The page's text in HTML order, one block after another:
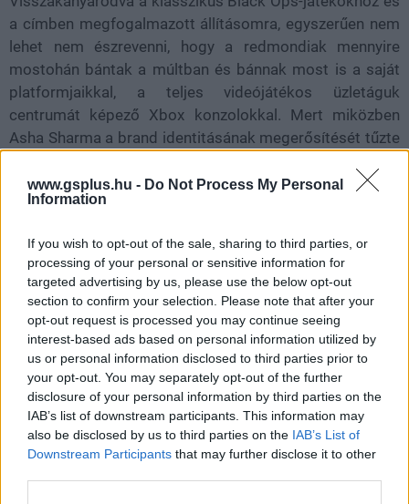
www.gsplus.hu - Do Not Process My Personal
Information
If you wish to opt-out of the sale, sharing to third parties, or
processing of your personal or sensitive information for
targeted advertising by us, please use the below opt-out
section to confirm your selection. Please note that after your
opt-out request is processed you may continue seeing
interest-based ads based on personal information utilized by
us or personal information disclosed to third parties prior to
your opt-out. You may separately opt-out of the further
disclosure of your personal information by third parties on the
IAB’s list of downstream participants. This information may
also be disclosed by us to third parties on the IAB’s List of
Downstream Participants that may further disclose it to other
a címben megfogalmazott állításomra, egyszerűen nem
lehet nem észrevenni, hogy a redmondiak mennyire
mostohán bántak a múltban és bánnak most is a saját
platformjaikkal, a teljes videójátékos üzletáguk
centrumát képező Xbox konzolokkal. Mert miközben
Asha Sharma a brand identitásának megerősítését tűzte
stúdió az Xbox szellemi termékét az Xbox saját
konzoljaira (One, One X, Series X és Series S) nem, a
érvelni, hogy az Xbox 360-as verziók a visszafelé
kompatibilitásnak hála elfutnak a nyolcadik és kilencedik
generációs gépeken is, de azok nem natív változatok,
hanem 16 és 14 éves játékok, erősen korlátozott
felbontással, képfrissítési rátával (amiket a Series
konzolok izomból húznak feljebb) és csalókkal teli
szerverekkel.
SMASH by Meló-Diák: Homok, zene és a nyár legjobb
hangulata – Jön a második forduló! (X)